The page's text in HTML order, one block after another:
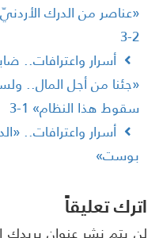
من الدرك الأردنيّ
أسرار واعترافات.. ضابط
من أجل المال.. ولسنا
هذا النظام» 1-3
أسرار واعترافات..
تعليقاً
يتم نشر عنوان بريدك